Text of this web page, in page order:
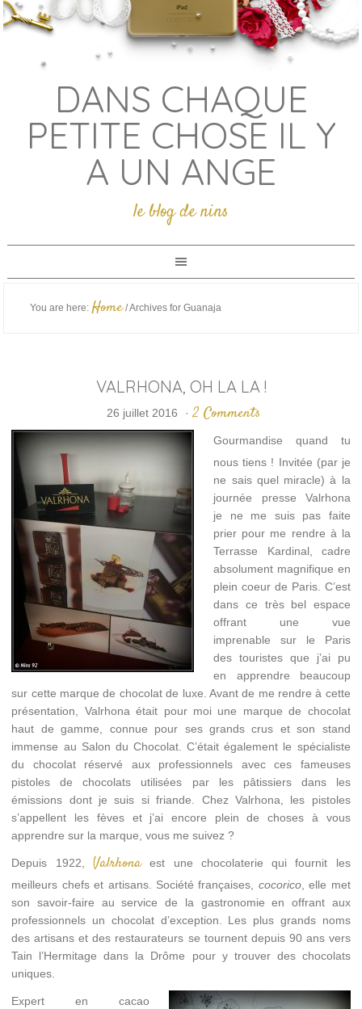
DANS CHAQUE
PETITE CHOSE IL Y
A UN ANGE
le blog de nins
You are here: Home /Archives for Guanaja
VALRHONA, OH LA LA !
26 juillet 2016 · 2 Comments
Gourmandise quand tu
nous tiens ! Invitée (par je
ne sais quel miracle) à la
journée presse Valrhona
je ne me suis pas faite
prier pour me rendre à la
Terrasse Kardinal, cadre
absolument magnifique en
plein coeur de Paris. C’est
dans ce très bel espace
offrant une vue
imprenable sur le Paris
des touristes que j’ai pu
en apprendre beaucoup
sur cette marque de chocolat de luxe. Avant de me rendre à cette
présentation, Valrhona était pour moi une marque de chocolat
haut de gamme, connue pour ses grands crus et son stand
immense au Salon du Chocolat. C’était également le spécialiste
du chocolat réservé aux professionnels avec ces fameuses
pistoles de chocolats utilisées par les pâtissiers dans les
émissions dont je suis si friande. Chez Valrhona, les pistoles
s’appellent les fèves et j’ai encore plein de choses à vous
apprendre sur la marque, vous me suivez ?
Depuis 1922, Valrhonaest une chocolaterie qui fournit les
meilleurs chefs et artisans. Société françaises, cocorico, elle met
son savoir-faire au service de la gastronomie en offrant aux
professionnels un chocolat d’exception. Les plus grands noms
des artisans et des restaurateurs se tournent depuis 90 ans vers
Tain l’Hermitage dans la Drôme pour y trouver des chocolats
uniques.
Expert en cacao